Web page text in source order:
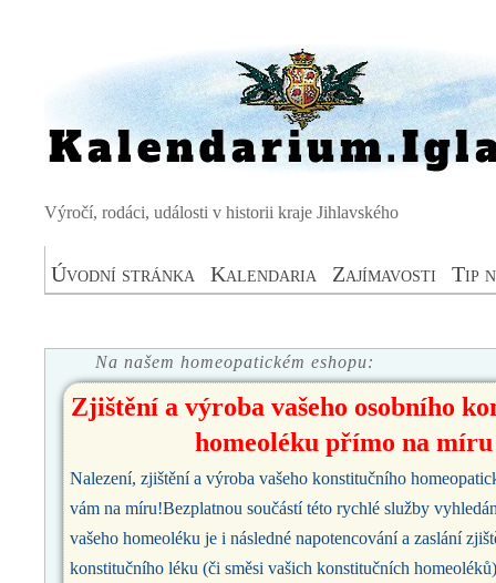
Výročí, rodáci, události v historii kraje Jihlavského
Úvodní stránka Kalendaria Zajímavosti Tip
Na našem homeopatickém eshopu:
Zjištění a výroba vašeho osobního
homeoléku přímo na míru
Nalezení, zjištění a výroba vašeho konstitučního
vám na míru!Bezplatnou součástí této rychlé služby
vašeho homeoléku je i následné napotencování a zaslání
konstitučního léku (či směsi vašich konstitučních